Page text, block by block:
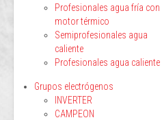
Profesionales agua fría con
motor térmico
Semiprofesionales agua
caliente
Profesionales agua caliente
Grupos electrógenos
INVERTER
CAMPEON